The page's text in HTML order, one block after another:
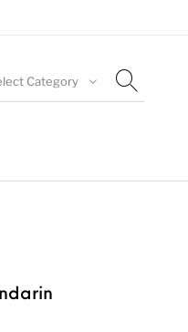
Category